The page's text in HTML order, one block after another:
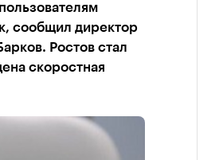
сообщил директор
Ростов стал
скоростная